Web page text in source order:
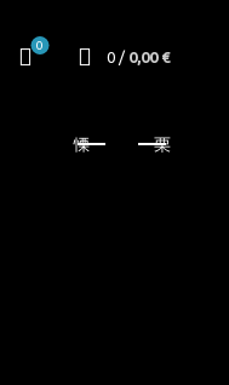
0
0 / 0,00 €